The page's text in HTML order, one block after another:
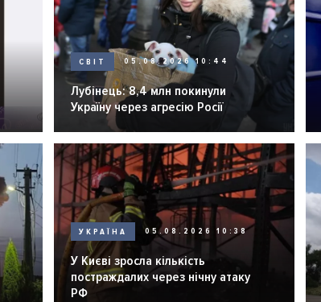
СВІТ 05.08.2026 10:44
Лубінець: 8,4 млн покинули
Україну через агресію Росії
УКРАЇНА 05.08.2026 10:38
У Києві зросла кількість
постраждалих через нічну атаку
РФ